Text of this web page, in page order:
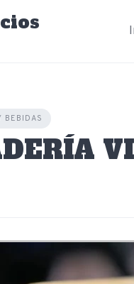
BEBIDAS